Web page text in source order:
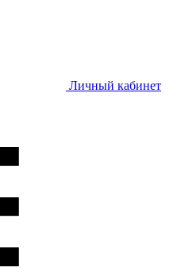
Личный кабинет